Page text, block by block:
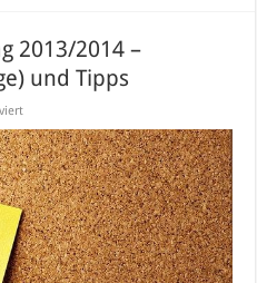
2013/2014 –
und Tipps
für
33.
Spieltag
2013/2014
–
Prognosen
(Vorhersage)
und
Tipps